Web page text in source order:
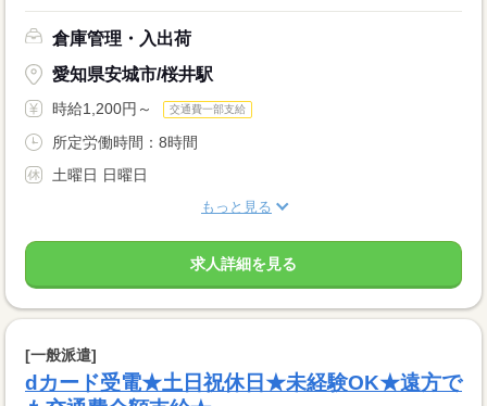
倉庫管理・入出荷
愛知県安城市/桜井駅
時給1,200円～ 交通費一部支給
所定労働時間：8時間
土曜日 日曜日
もっと見る
求人詳細を見る
[一般派遣]
dカード受電★土日祝休日★未経験OK★遠方で